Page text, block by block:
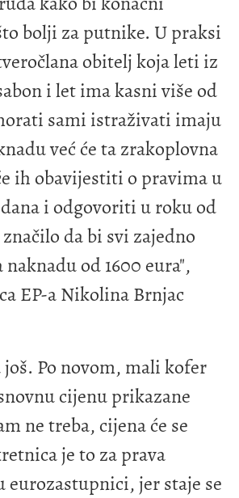
bolji za putnike. U praksi
obitelj koja leti iz
i let ima kasni više od
sami istraživati imaju
već će ta zrakoplovna
ih obavijestiti o pravima u
i odgovoriti u roku od
da bi svi zajedno
od 1600 eura",
EP-a Nikolina Brnjac
Po novom, mali kofer
cijenu prikazane
ne treba, cijena će se
je to za prava
jer staje se